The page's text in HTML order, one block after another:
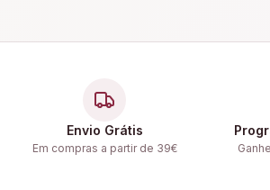
Envio Grátis
Em compras a partir de 39€